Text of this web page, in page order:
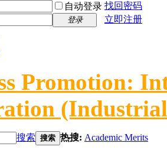
自动登录 找回密码
登录 立即注册
Promotion:
搜索 搜索 热搜: Academic Merits